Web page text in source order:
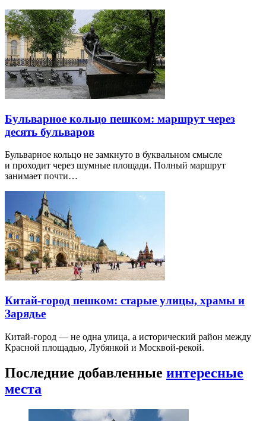
Бульварное кольцо пешком: маршрут через
десять бульваров
Бульварное кольцо не замкнуто в буквальном смысле
и проходит через шумные площади. Полный маршрут
занимает почти…
Китай-город пешком: старые улицы, храмы и
Зарядье
Китай-город — не одна улица, а исторический район между
Красной площадью, Лубянкой и Москвой-рекой.
Последние добавленные интересные
места